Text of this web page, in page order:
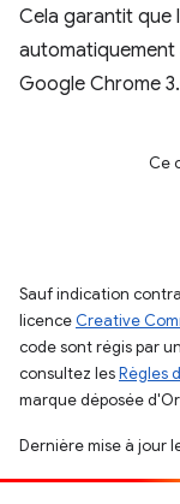
Cela garantit que
automatiquement
Google Chrome
Ce
Sauf indication
licence Creative
code sont régis par
consultez lesRègles
marque déposée
Dernière mise à jour